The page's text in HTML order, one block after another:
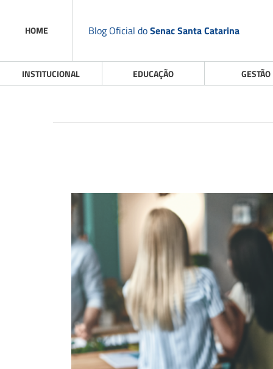
HOME Blog Oficial doSenac Santa Catarina
INSTITUCIONAL EDUCAÇÃO GESTÃO